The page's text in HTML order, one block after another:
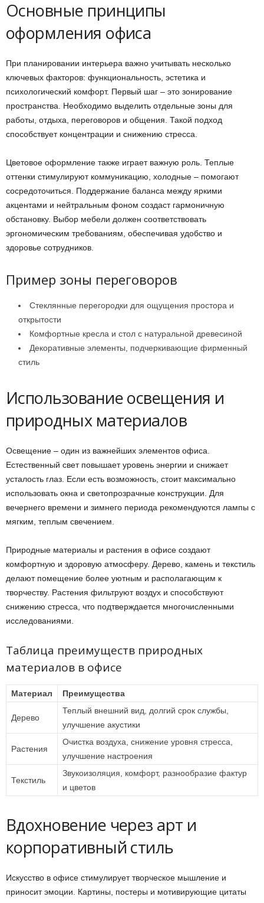
Основные принципы
оформления офиса
При планировании интерьера важно учитывать несколько
ключевых факторов: функциональность, эстетика и
психологический комфорт. Первый шаг – это зонирование
пространства. Необходимо выделить отдельные зоны для
работы, отдыха, переговоров и общения. Такой подход
способствует концентрации и снижению стресса.
Цветовое оформление также играет важную роль. Теплые
оттенки стимулируют коммуникацию, холодные – помогают
сосредоточиться. Поддержание баланса между яркими
акцентами и нейтральным фоном создаст гармоничную
обстановку. Выбор мебели должен соответствовать
эргономическим требованиям, обеспечивая удобство и
здоровье сотрудников.
Пример зоны переговоров
Стеклянные перегородки для ощущения простора и
открытости
Комфортные кресла и стол с натуральной древесиной
Декоративные элементы, подчеркивающие фирменный
стиль
Использование освещения и
природных материалов
Освещение – один из важнейших элементов офиса.
Естественный свет повышает уровень энергии и снижает
усталость глаз. Если есть возможность, стоит максимально
использовать окна и светопрозрачные конструкции. Для
вечернего времени и зимнего периода рекомендуются лампы с
мягким, теплым свечением.
Природные материалы и растения в офисе создают
комфортную и здоровую атмосферу. Дерево, камень и текстиль
делают помещение более уютным и располагающим к
творчеству. Растения фильтруют воздух и способствуют
снижению стресса, что подтверждается многочисленными
исследованиями.
Таблица преимуществ природных
материалов в офисе
Материал Преимущества
Дерево
Теплый внешний вид, долгий срок службы,
улучшение акустики
Растения
Очистка воздуха, снижение уровня стресса,
улучшение настроения
Текстиль
Звукоизоляция, комфорт, разнообразие фактур
и цветов
Вдохновение через арт и
корпоративный стиль
Искусство в офисе стимулирует творческое мышление и
приносит эмоции. Картины, постеры и мотивирующие цитаты